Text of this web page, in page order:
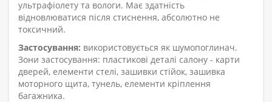
ультрафіолету та вологи. Має здатність
відновлюватися після стиснення, абсолютно не
токсичний.
Застосування: використовується як шумопоглинач.
Зони застосування: пластикові деталі салону - карти
дверей, елементи стелі, зашивки стійок, зашивка
моторного щита, тунель, елементи кріплення
багажника.